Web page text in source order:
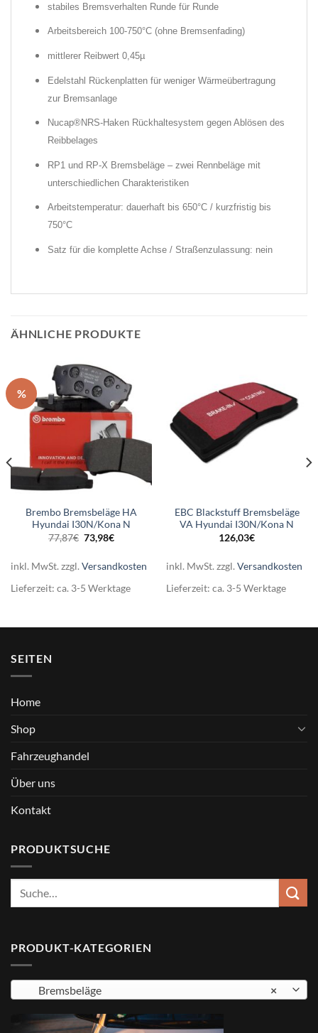
stabiles Bremsverhalten Runde für Runde
Arbeitsbereich 100-750°C (ohne Bremsenfading)
mittlerer Reibwert 0,45µ
Edelstahl Rückenplatten für weniger Wärmeübertragung
zur Bremsanlage
Nucap®NRS-Haken Rückhaltesystem gegen Ablösen des
Reibbelages
RP1 und RP-X Bremsbeläge – zwei Rennbeläge mit
unterschiedlichen Charakteristiken
Arbeitstemperatur: dauerhaft bis 650°C / kurzfristig bis
750°C
Satz für die komplette Achse / Straßenzulassung: nein
ÄHNLICHE PRODUKTE
%
Brembo Bremsbeläge HA
Hyundai I30N/Kona N
77,87€ Ursprünglicher
Preis
77,87€
73,98€Aktueller
73,98€.
inkl. MwSt. zzgl. Versandkosten
Lieferzeit: ca. 3-5 Werktage
EBC Blackstuff Bremsbeläge
VA Hyundai I30N/Kona N
126,03€
inkl. MwSt. zzgl. Versandkosten
Lieferzeit: ca. 3-5 Werktage
SEITEN
Home
Shop
Fahrzeughandel
Über uns
Kontakt
PRODUKTSUCHE
PRODUKT-KATEGORIEN
×
Bremsbeläge